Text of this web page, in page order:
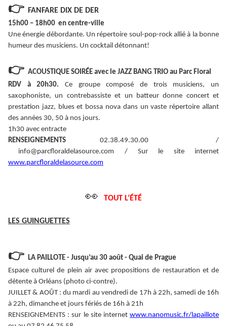
👉 FANFARE DIX DE DER
15h00 – 18h00 en centre-ville
Une énergie débordante. Un répertoire soul-pop-rock allié à la bonne
humeur des musiciens. Un cocktail détonnant!
👉 ACOUSTIQUE SOIRÉE avec le JAZZ BANG TRIO au Parc Floral
RDV à 20h30.
Ce groupe composé de trois musiciens, un
saxophoniste, un contrebassiste et un batteur donne concert et
prestation jazz, blues et bossa nova dans un vaste répertoire allant
des années 30, 50 à nos jours.
1h30 avec entracte
RENSEIGNEMENTS 02.38.49.30.00 /
info@parcfloraldelasource.com / Sur le site internet
www.parcfloraldelasource.com
👀 TOUT L’ÉTÉ
LES GUINGUETTES
👉 LA PAILLOTE - Jusqu’au 30 août - Quai de Prague
Espace culturel de plein air avec propositions de restauration et de
détente à Orléans (photo ci-contre).
JUILLET & AOÛT : du mardi au vendredi de 17h à 22h, samedi de 16h
à 22h, dimanche et jours fériés de 16h à 21h
RENSEIGNEMENTS : sur le site internet www.nanomusic.fr/lapaillote